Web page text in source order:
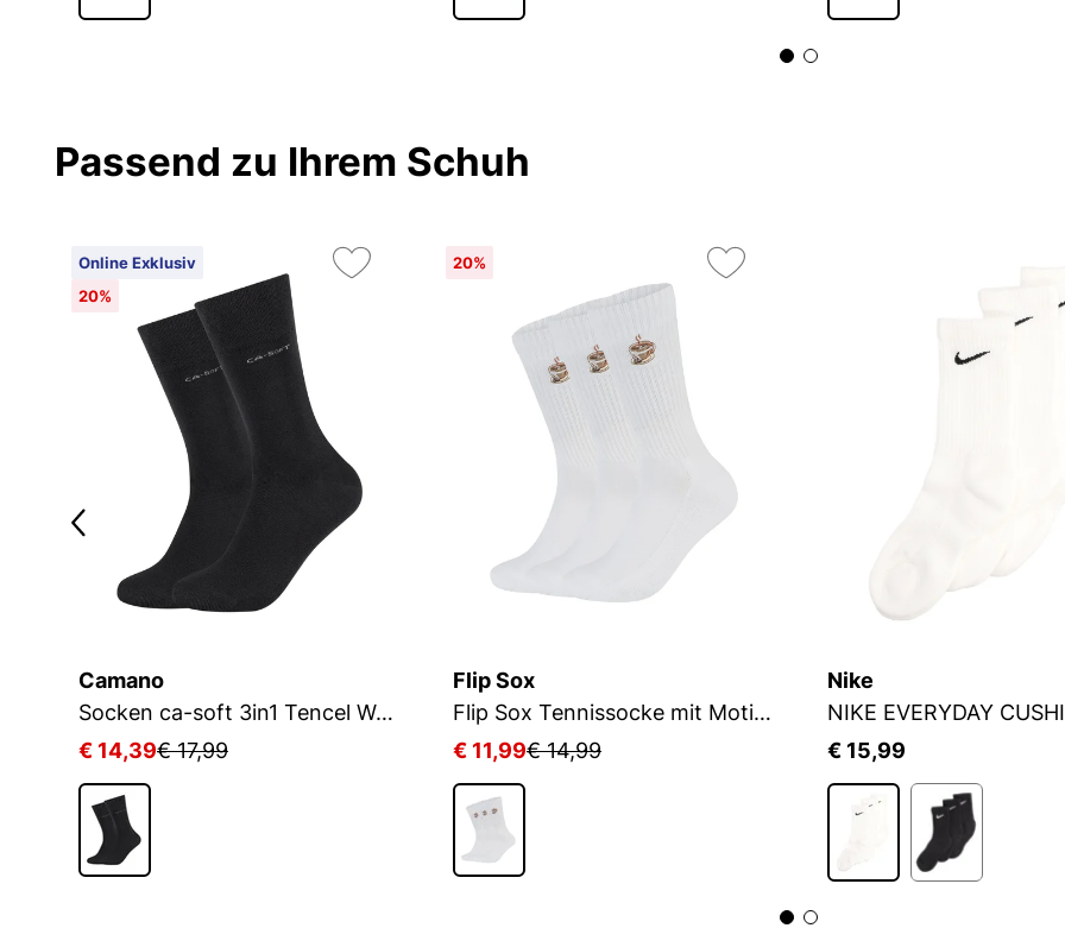
Passend zu Ihrem Schuh
Online Exklusiv
20%
Camano
Socken ca-soft 3in1 Tencel Wolle Bambus
€ 14,39€ 17,99
20%
Flip Sox
Flip Sox Tennissocke mit Motiv Flip Sox Tennissocke mit Motiv
€ 11,99€ 14,99
Nike
NIKE EVERYDAY
€ 15,99